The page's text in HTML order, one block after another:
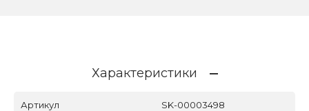
Характеристики
Артикул SK-00003498